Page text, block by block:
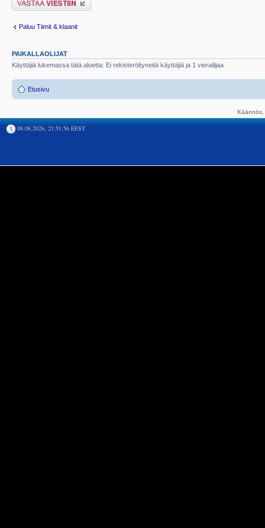
Paluu Tiimit & klaanit
PAIKALLAOLIJAT
Käyttäjiä lukemassa tätä aluetta: Ei rekisteröityneitä käyttäjiä ja 1 vierailijaa
Etusivu
08.08.2026, 21:51:56 EEST